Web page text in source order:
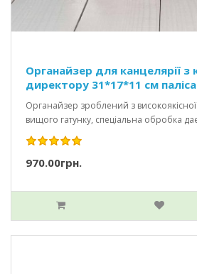
Органайзер для канцелярії
директору 31*17*11 см
Органайзер зроблений з
вищого гатунку, спеціальна обробка
970.00грн.